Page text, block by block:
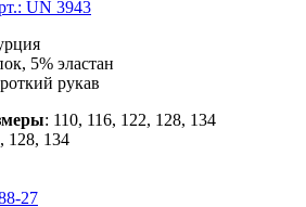
UN 3943
5% эластан
рукав
: 110, 116, 122, 128, 134
128, 134